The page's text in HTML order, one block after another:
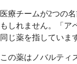
医療チームが2つの
もしれません。「ア
同じ薬を指していま
この薬はノバルティ